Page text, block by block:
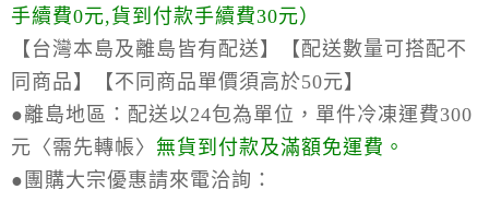
手續費0元,貨到付款手續費30元）
【台灣本島及離島皆有配送】【配送數量可搭配不
同商品】【不同商品單價須高於50元】
●離島地區： 配送以24包為單位，單件冷凍運費300
元〈需先轉帳〉 無貨到付款及滿額免運費。
● 團購大宗優惠請來電洽詢：